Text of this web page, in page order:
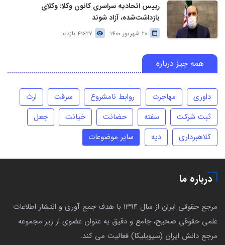
رییس اتحادیه سراسری کانون وکلا: وکلای
بازداشت‌شده، آزاد شوند
20 شهریور 1400 41627 بازدید
همه چیز درباره
داوری مهاجرت روابط نامشروع سرقت
ارث
ثبت شرکت
سفته حضانت خیانت
جعل
کلاهبرداری
دیه سایر موضوعات
درباره ما
مرجع حقوقی ایران از سال 1394 با هدف جمع آوری و انتشار اطلاعات
علمی حقوقی صحیح، جامع و دقیق به عنوان عضوی از زیر مجموعه
مرجع دانش ایران (سیویلیکا) فعالیت می کند.